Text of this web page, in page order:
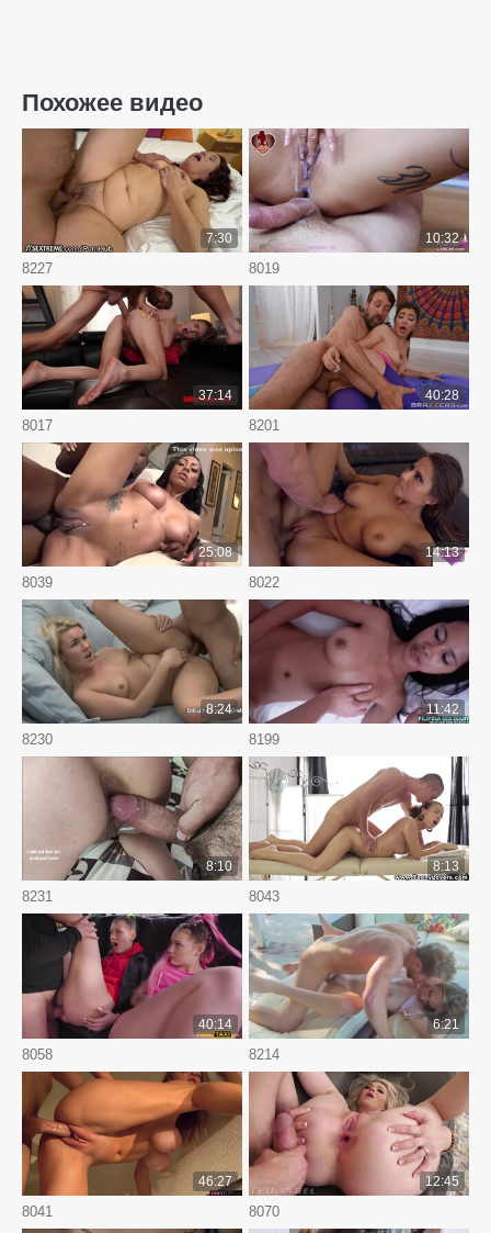
Похожее видео
8227
7:30
8019
10:32
8017
37:14
8201
40:28
8039
25:08
8022
14:13
8230
8:24
8199
11:42
8231
8:10
8043
8:13
8058
40:14
8214
6:21
8041
46:27
8070
12:45